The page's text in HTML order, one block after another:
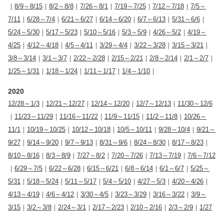
｜ 8/9～8/15 ｜ 8/2～8/8 ｜ 7/26～8/1 ｜ 7/19～7/25 ｜ 7/12～7/18 ｜ 7/5～
7/11 ｜ 6/28～7/4 ｜ 6/21～6/27 ｜ 6/14～6/20 ｜ 6/7～6/13 ｜ 5/31～6/6 ｜
5/24～5/30 ｜ 5/17～5/23 ｜ 5/10～5/16 ｜ 5/3～5/9 ｜ 4/26～5/2 ｜ 4/19～
4/25 ｜ 4/12～4/18 ｜ 4/5～4/11 ｜ 3/29～4/4 ｜ 3/22～3/28 ｜ 3/15～3/21 ｜
3/8～3/14 ｜ 3/1～3/7 ｜ 2/22～2/28 ｜ 2/15～2/21 ｜ 2/8～2/14 ｜ 2/1～2/7 ｜
1/25～1/31 ｜ 1/18～1/24 ｜ 1/11～1/17 ｜ 1/4～1/10 ｜
2020
12/28～1/3 ｜ 12/21～12/27 ｜ 12/14～12/20 ｜ 12/7～12/13 ｜ 11/30～12/6
｜ 11/23～11/29 ｜ 11/16～11/22 ｜ 11/9～11/15 ｜ 11/2～11/8 ｜ 10/26～
11/1 ｜ 10/19～10/25 ｜ 10/12～10/18 ｜ 10/5～10/11 ｜ 9/28～10/4 ｜ 9/21～
9/27 ｜ 9/14～9/20 ｜ 9/7～9/13 ｜ 8/31～9/6 ｜ 8/24～8/30 ｜ 8/17～8/23 ｜
8/10～8/16 ｜ 8/3～8/9 ｜ 7/27～8/2 ｜ 7/20～7/26 ｜ 7/13～7/19 ｜ 7/6～7/12
｜ 6/29～7/5 ｜ 6/22～6/28 ｜ 6/15～6/21 ｜ 6/8～6/14 ｜ 6/1～6/7 ｜ 5/25～
5/31 ｜ 5/18～5/24 ｜ 5/11～5/17 ｜ 5/4～5/10 ｜ 4/27～5/3 ｜ 4/20～4/26 ｜
4/13～4/19 ｜ 4/6～4/12 ｜ 3/30～4/5 ｜ 3/23～3/29 ｜ 3/16～3/22 ｜ 3/9～
3/15 ｜ 3/2～3/8 ｜ 2/24～3/1 ｜ 2/17～2/23 ｜ 2/10～2/16 ｜ 2/3～2/9 ｜ 1/27